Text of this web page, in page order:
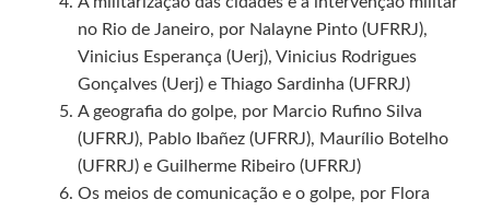
no Rio de Janeiro, por Nalayne Pinto (UFRRJ),
Vinicius Esperança (Uerj), Vinicius Rodrigues
Gonçalves (Uerj) e Thiago Sardinha (UFRRJ)
A geografia do golpe, por Marcio Rufino Silva
(UFRRJ), Pablo Ibañez (UFRRJ), Maurílio Botelho
(UFRRJ) e Guilherme Ribeiro (UFRRJ)
Os meios de comunicação e o golpe, por Flora